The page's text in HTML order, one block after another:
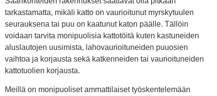
tarkastamatta, mikäli katto on vaurioitunut myrskytuulen
seurauksena tai puu on kaatunut katon päälle. Tällöin
voidaan tarvita monipuolisia kattotöitä kuten kastuneiden
aluslautojen uusimista, lahovaurioituneiden puuosien
vaihtoa ja korjausta sekä katkenneiden tai vaurioituneiden
kattotuolien korjausta.
Meillä on monipuoliset ammattilaiset työskentelemään